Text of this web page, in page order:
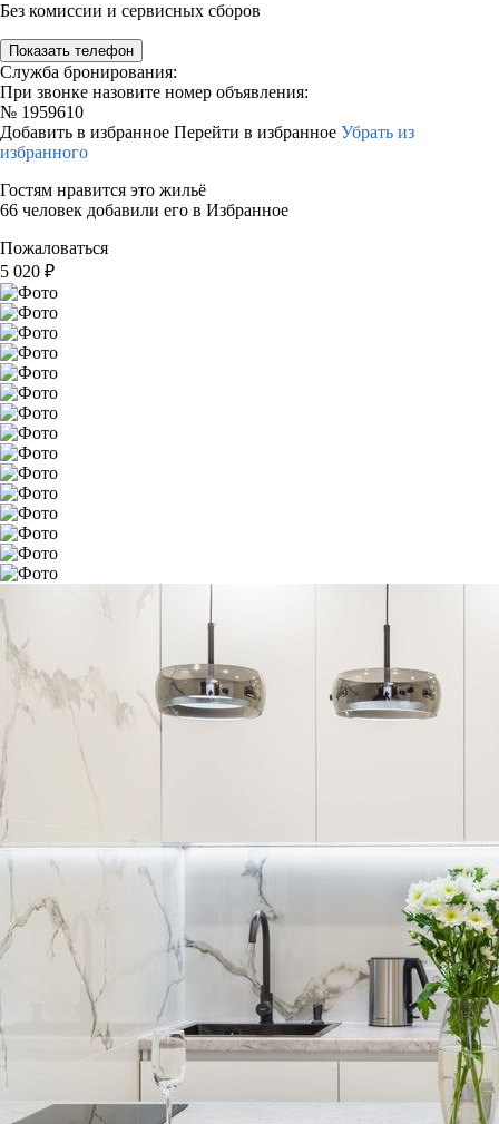
Без комиссии и сервисных сборов
Показать телефон
Служба бронирования:
При звонке назовите номер объявления:
№ 1959610
Добавить в избранное Перейти в избранное Убрать из
избранного
Гостям нравится это жильё
66 человек добавили его в Избранное
Пожаловаться
5 020 ₽